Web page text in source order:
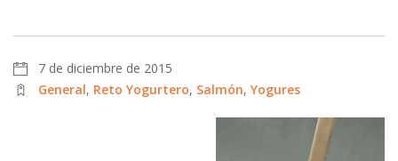
7 de diciembre de 2015
General, Reto Yogurtero, Salmón, Yogures